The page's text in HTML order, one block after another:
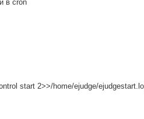
в cron
start 2>>/home/ejudge/